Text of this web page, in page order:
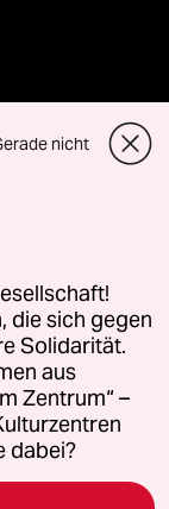
für Genehmigungen
Richtlinien
AGB
nicht
die sich gegen
Solidarität.
aus
Zentrum“ –
dabei?